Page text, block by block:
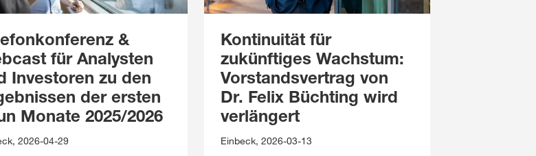
&
für Analysten
Investoren zu den
der ersten
Monate 2025/2026
2026-04-29
Kontinuität für
zukünftiges Wachstum:
Vorstandsvertrag von
Dr. Felix Büchting wird
verlängert
Einbeck, 2026-03-13